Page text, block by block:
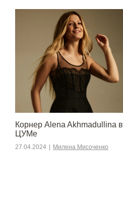
Корнер Alena Akhmadullina в
ЦУМе
27.04.2024 | Милена Мисоченко